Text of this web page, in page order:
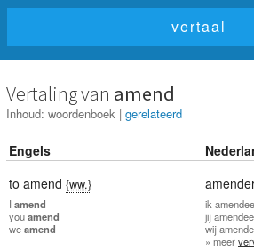
Vertaling van amend
Inhoud: woordenboek | gerelateerd
Engels
to amend {ww.}
I amend
youamend
weamend
ik
jij
wij
» meer